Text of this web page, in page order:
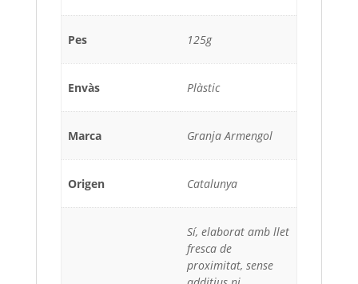
Pes 125g
Envàs Plàstic
Marca Granja Armengol
Origen Catalunya
Sí, elaborat amb llet
fresca de
proximitat, sense